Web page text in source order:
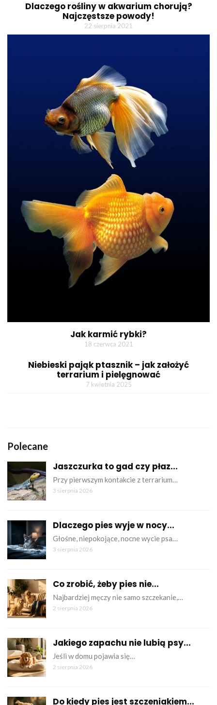
Dlaczego rośliny w akwarium chorują?
Najczęstsze powody!
22 sierpnia 2021
Jak karmić rybki?
18 czerwca 2021
Niebieski pająk ptasznik – jak założyć
terrarium i pielęgnować
7 kwietnia 2025
Polecane
Jaszczurka to gad czy płaz...
Przy pierwszym kontakcie z terrarium…
3 sierpnia 2026
Dlaczego pies wyje w nocy...
Głośne, niepokojące, nocne wycie psa…
3 sierpnia 2026
Co zrobić, żeby pies nie...
Najbardziej męczy nie samo szczekanie,…
2 sierpnia 2026
Jakiego zapachu nie lubią psy...
Jeśli w domu pojawia się…
2 sierpnia 2026
Do kiedy pies jest szczeniakiem...